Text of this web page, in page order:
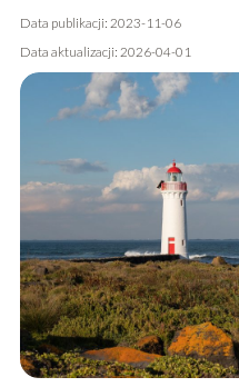
Data publikacji: 2023-11-06
Data aktualizacji: 2026-04-01